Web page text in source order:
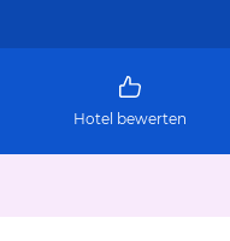
Hotel bewerten